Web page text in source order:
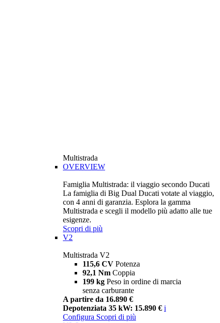
Multistrada
OVERVIEW
Famiglia Multistrada: il viaggio secondo Ducati
La famiglia di Big Dual Ducati votate al viaggio,
con 4 anni di garanzia. Esplora la gamma
Multistrada e scegli il modello più adatto alle tue
esigenze.
Scopri di più
V2
Multistrada V2
115,6 CV Potenza
92,1 Nm Coppia
199 kg Peso in ordine di marcia
senza carburante
A partire da 16.890 €
Depotenziata 35 kW: 15.890 € i
Configura Scopri di più